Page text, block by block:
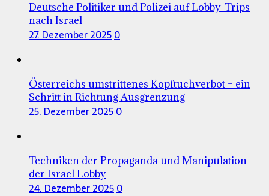
Deutsche Politiker und Polizei auf Lobby-Trips
nach Israel
27. Dezember 20250
Österreichs umstrittenes Kopftuchverbot – ein
Schritt in Richtung Ausgrenzung
25. Dezember 20250
Techniken der Propaganda und Manipulation
der Israel Lobby
24. Dezember 20250